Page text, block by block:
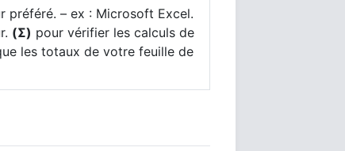
préféré. – ex : Microsoft Excel.
(Σ) pour vérifier les calculs de
les totaux de votre feuille de